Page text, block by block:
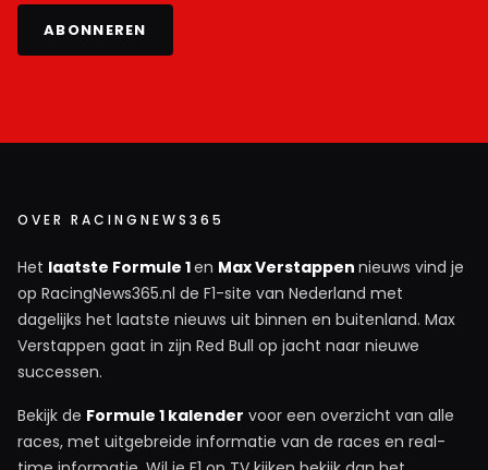
ABONNEREN
OVER RACINGNEWS365
Het laatste Formule 1en Max Verstappen nieuws vind je
op RacingNews365.nl de F1-site van Nederland met
dagelijks het laatste nieuws uit binnen en buitenland. Max
Verstappen gaat in zijn Red Bull op jacht naar nieuwe
successen.
Bekijk de Formule 1 kalender voor een overzicht van alle
races, met uitgebreide informatie van de races en real-